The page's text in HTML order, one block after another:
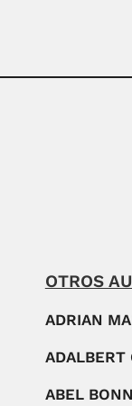
OTROS
ADRIAN
ADALBERT
ABEL